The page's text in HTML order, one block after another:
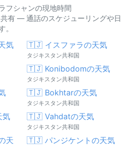
フシャンの現地時間
有 — 通話のスケジューリングや日
。
気 🇹🇯 イスファラの天気
タジキスタン共和国
🇹🇯 Konibodomの天気
タジキスタン共和国
🇹🇯 Bokhtarの天気
タジキスタン共和国
🇹🇯 Vahdatの天気
タジキスタン共和国
天
🇹🇯 パンジケントの天気